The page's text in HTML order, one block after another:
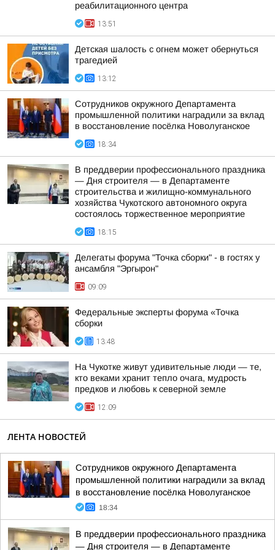
реабилитационного центра
13:51
Детская шалость с огнем может обернуться
трагедией
13:12
Сотрудников окружного Департамента
промышленной политики наградили за вклад
в восстановление посёлка Новолуганское
18:34
В преддверии профессионального праздника
— Дня строителя — в Департаменте
строительства и жилищно-коммунального
хозяйства Чукотского автономного округа
состоялось торжественное мероприятие
18:15
Делегаты форума "Точка сборки" - в гостях у
ансамбля "Эргырон"
09:09
Федеральные эксперты форума «Точка
сборки
13:48
На Чукотке живут удивительные люди — те,
кто веками хранит тепло очага, мудрость
предков и любовь к северной земле
12:09
ЛЕНТА НОВОСТЕЙ
Сотрудников окружного Департамента
промышленной политики наградили за вклад
в восстановление посёлка Новолуганское
18:34
В преддверии профессионального праздника
— Дня строителя — в Департаменте